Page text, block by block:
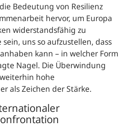
Bedeutung von Resilienz
hervor, um Europa
widerstandsfähig zu
sein, uns so aufzustellen, dass
kann – in welcher Form
Nagel. Die Überwindung
hohe
als Zeichen der Stärke.